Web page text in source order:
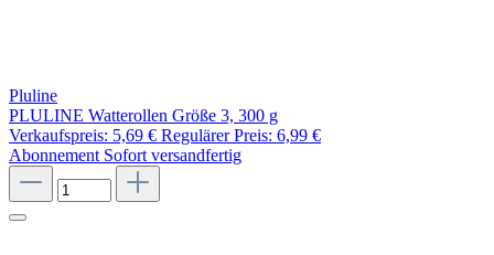
Pluline
PLULINE Watterollen Größe 3, 300 g
Verkaufspreis: 5,69 € Regulärer Preis: 6,99 €
Abonnement Sofort versandfertig